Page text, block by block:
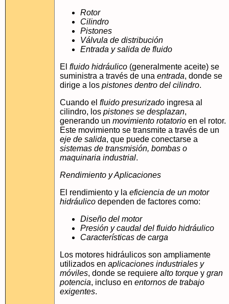
Rotor
Cilindro
Pistones
Válvula de distribución
Entrada y salida de fluido
El fluido hidráulico (generalmente aceite) se
suministra a través de una entrada, donde se
dirige a los pistones dentro del cilindro.
Cuando el fluido presurizado ingresa al
cilindro, los pistones se desplazan,
generando un movimiento rotatorio en el rotor.
Este movimiento se transmite a través de un
eje de salida, que puede conectarse a
sistemas de transmisión, bombas o
maquinaria industrial.
Rendimiento y Aplicaciones
El rendimiento y la eficiencia de un motor
hidráulico dependen de factores como:
Diseño del motor
Presión y caudal del fluido hidráulico
Características de carga
Los motores hidráulicos son ampliamente
utilizados en aplicaciones industriales y
móviles, donde se requiere alto torque y gran
potencia, incluso en entornos de trabajo
exigentes.